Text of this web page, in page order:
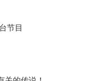
节目